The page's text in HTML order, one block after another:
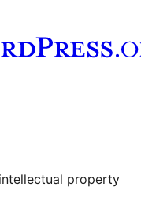
в Tumblr
property